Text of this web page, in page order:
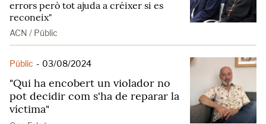
errors però tot ajuda a créixer si es
reconeix"
ACN / Públic
Públic - 03/08/2024
"Qui ha encobert un violador no
pot decidir com s'ha de reparar la
víctima"